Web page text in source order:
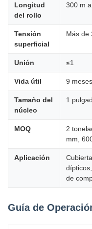
Longitud
del rollo
300 m
Tensión
superficial
Más de
Unión ≤1
Vida útil 9 meses
Tamaño del
núcleo
1
MOQ
2
mm,
Aplicación
de
Guía de